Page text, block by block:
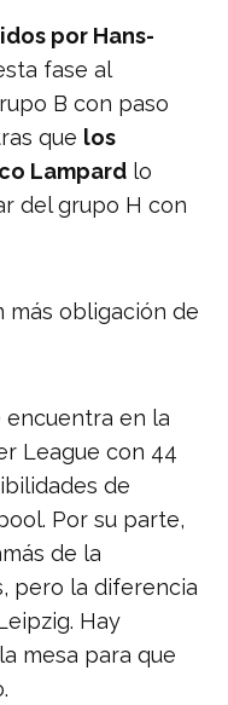
por Hans-
fase al
B con paso
que los
Lampard lo
del grupo H con
más obligación de
encuentra en la
League con 44
de
Por su parte,
de la
pero la diferencia
Hay
mesa para que